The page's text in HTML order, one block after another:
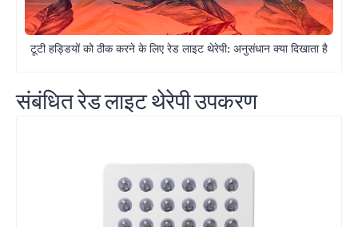
टूटी हड्डियों को ठीक करने के लिए रेड लाइट थेरेपी: अनुसंधान क्या दिखाता है
संबंधित रेड लाइट थेरेपी उपकरण